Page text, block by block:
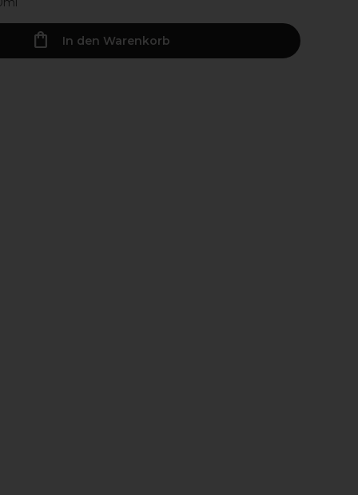
In den Warenkorb